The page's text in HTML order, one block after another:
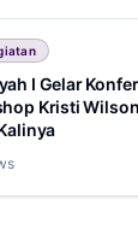
I Gelar
Kristi